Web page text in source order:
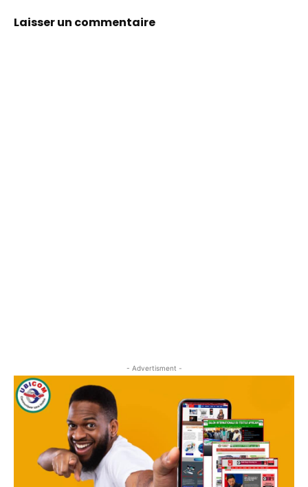
Laisser un commentaire
- Advertisment -